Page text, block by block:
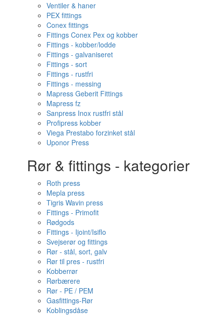
Ventiler & haner
PEX fittings
Conex fittings
Fittings Conex Pex og kobber
Fittings - kobber/lodde
Fittings - galvaniseret
Fittings - sort
Fittings - rustfri
Fittings - messing
Mapress Geberit Fittings
Mapress fz
Sanpress Inox rustfri stål
Profipress kobber
Viega Prestabo forzinket stål
Uponor Press
Rør & fittings - kategorier
Roth press
Mepla press
Tigris Wavin press
Fittings - Primofit
Rødgods
Fittings - Ijoint/Isiflo
Svejserør og fittings
Rør - stål, sort, galv
Rør til pres - rustfri
Kobberrør
Rørbærere
Rør - PE / PEM
Gasfittings-Rør
Koblingsdåse